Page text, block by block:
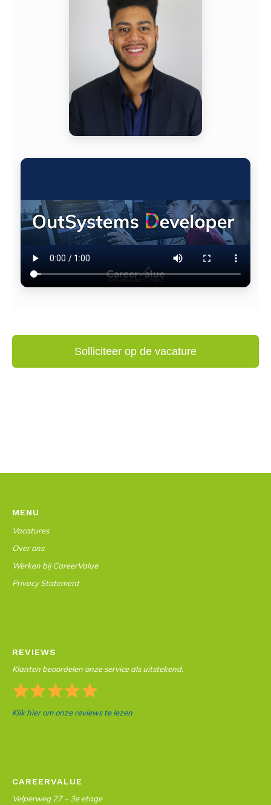
MENU
Vacatures
Over ons
Werken bij CareerValue
Privacy Statement
REVIEWS
Klanten beoordelen onze service als uitstekend.
Klik hier om onze reviews te lezen
CAREERVALUE
Velperweg 27 – 3e etage